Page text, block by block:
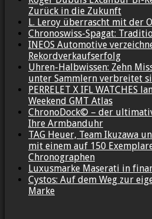
Zurück in die Zukunft
L. Leroy überrascht mit der
Chronoswiss-Spagat:
INEOS Automotive
Rekordverkaufserfolg
Uhren-Halbwissen: Zehn
unter Sammlern verbreitet
PERRELET X IFL WATCHES
Weekend GMT Atlas
ChronoDock© – der
Ihre Armbanduhr
TAG Heuer, Team Ikuzawa
mit einem auf 150
Chronographen
Luxusmarke Maserati in
Cystos: Auf dem Weg zur
Marke